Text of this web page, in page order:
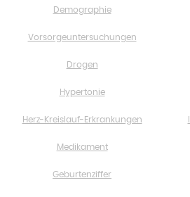
Demographie
Vorsorgeuntersuchungen
Drogen
Hypertonie
Herz-Kreislauf-Erkrankungen
Medikament
Geburtenziffer